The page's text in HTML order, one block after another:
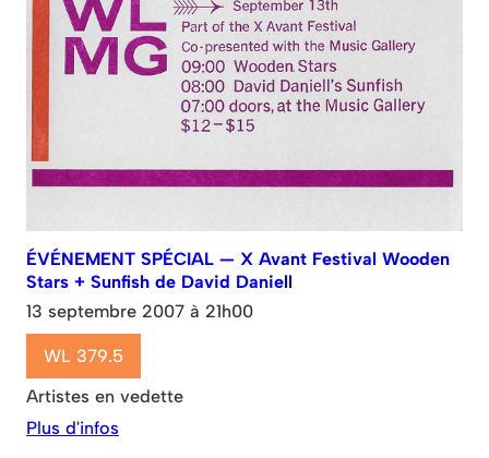
ÉVÉNEMENT SPÉCIAL — X Avant Festival Wooden
Stars + Sunfish de David Daniell
13 septembre 2007 à 21h00
WL 379.5
Artistes en vedette
Plus d'infos